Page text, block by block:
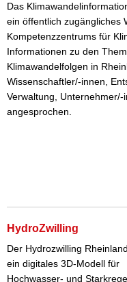
Das
ein öffentlich zugängliches
Kompetenzzentrums für
Informationen zu den
Klimawandelfolgen in
Wissenschaftler/-innen,
Verwaltung,
angesprochen.
HydroZwilling
Der Hydrozwilling
ein digitales 3D-Modell für
Hochwasser- und